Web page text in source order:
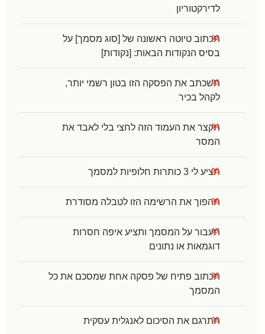
לדירקטוריון
תכתוב טיוטה ראשונה של [סוג מסמך] על
בסיס הנקודות הבאות: [נקודות]
תשכתב את הפסקה הזו בטון רשמי יותר,
לקהל בכיר
תקצר את העמוד הזה לחצי בלי לאבד את
המסר
תציע לי 3 כותרות חלופיות למסמך
תהפוך את הרשימה הזו לטבלה מסודרת
תעבור על המסמך ותציע איפה חסרות
דוגמאות או נתונים
תכתוב פתיח של פסקה אחת שמסכם את כל
המסמך
תתרגם את הסיכום לאנגלית עסקית